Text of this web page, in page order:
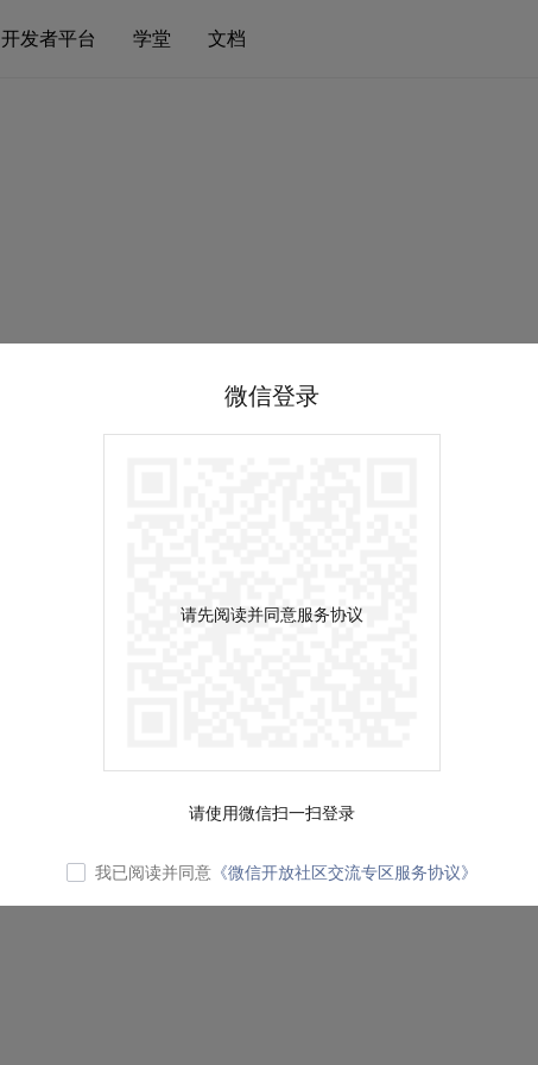
开发者平台 学堂 文档
微信登录
请先阅读并同意服务协议
请使用微信扫一扫登录
我已阅读并同意 《微信开放社区交流专区服务协议》